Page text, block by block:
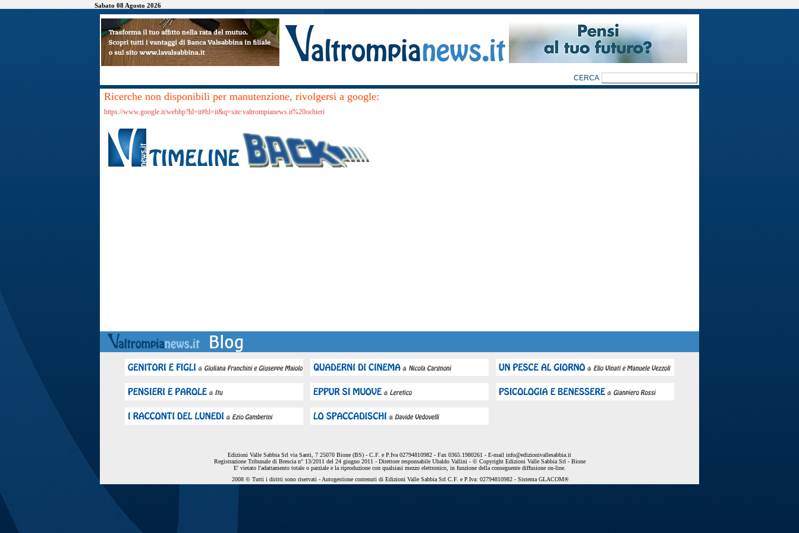
Sabato 08 Agosto 2026
Ricerche non disponibili per manutenzione, rivolgersi a google:
https://www.google.it/webhp?hl=it#hl=it&q=site:valtrompianews.it%20ochieri
Edizioni Valle Sabbia Srl via Santi, 7 25070 Bione (BS) - C.F. e P.Iva 02794810982 - Fax 0365.1980261 - E-mail info@edizionivallesabbia.it
Registrazione Tribunale di Brescia n° 13/2011 del 24 giugno 2011 - Direttore responsabile Ubaldo Vallini - © Copyright Edizioni Valle Sabbia Srl - Bione
E' vietato l'adattamento totale o parziale e la riproduzione con qualsiasi mezzo elettronico, in funzione della conseguente diffusione on-line.
2008 © Tutti i diritti sono riservati - Autogestione contenuti di Edizioni Valle Sabbia Srl C.F. e P.Iva: 02794810982 - Sistema GLACOM®